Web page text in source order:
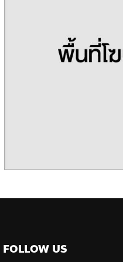
FOLLOW US